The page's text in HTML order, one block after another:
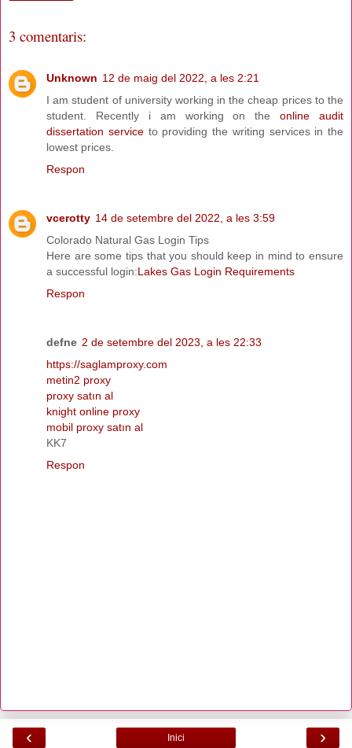
3 comentaris:
Unknown 12 de maig del 2022, a les 2:21
I am student of university working in the cheap prices to the
student. Recently i am working on theonline audit
dissertation serviceto providing the writing services in the
lowest prices.
Respon
vcerotty 14 de setembre del 2022, a les 3:59
Colorado Natural Gas Login Tips
Here are some tips that you should keep in mind to ensure
a successful login:Lakes Gas Login Requirements
Respon
defne 2 de setembre del 2023, a les 22:33
https://saglamproxy.com
metin2 proxy
proxy satın al
knight online proxy
mobil proxy satın al
KK7
Respon
‹ ›
Inici